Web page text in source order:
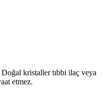
kristaller tıbbi ilaç veya
etmez.